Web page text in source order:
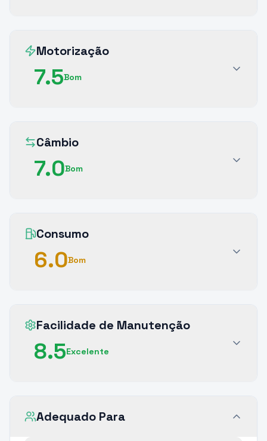
Motorização
7.5Bom
Câmbio
7.0Bom
Consumo
6.0Bom
Facilidade de Manutenção
8.5Excelente
Adequado Para